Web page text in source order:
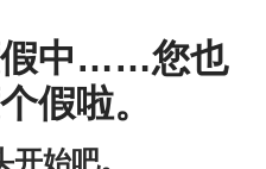
假中……您也
假啦。
始吧。